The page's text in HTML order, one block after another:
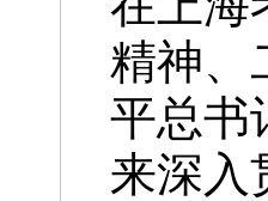
精神、
平总书
来深入